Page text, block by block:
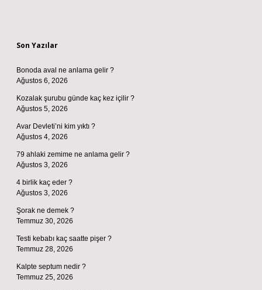
Son Yazılar
Bonoda aval ne anlama gelir ?
Ağustos 6, 2026
Kozalak şurubu günde kaç kez içilir ?
Ağustos 5, 2026
Avar Devleti’ni kim yıktı ?
Ağustos 4, 2026
79 ahlaki zemime ne anlama gelir ?
Ağustos 3, 2026
4 birlik kaç eder ?
Ağustos 3, 2026
Şorak ne demek ?
Temmuz 30, 2026
Testi kebabı kaç saatte pişer ?
Temmuz 28, 2026
Kalpte septum nedir ?
Temmuz 25, 2026